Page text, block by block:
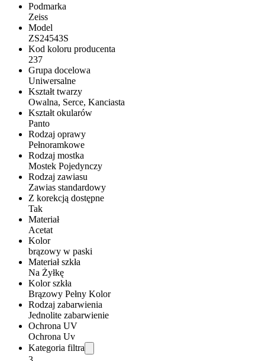
Podmarka
Zeiss
Model
ZS24543S
Kod koloru producenta
237
Grupa docelowa
Uniwersalne
Kształt twarzy
Owalna, Serce, Kanciasta
Kształt okularów
Panto
Rodzaj oprawy
Pełnoramkowe
Rodzaj mostka
Mostek Pojedynczy
Rodzaj zawiasu
Zawias standardowy
Z korekcją dostępne
Tak
Materiał
Acetat
Kolor
brązowy w paski
Materiał szkła
Na Żyłkę
Kolor szkła
Brązowy Pełny Kolor
Rodzaj zabarwienia
Jednolite zabarwienie
Ochrona UV
Ochrona Uv
Kategoria filtra